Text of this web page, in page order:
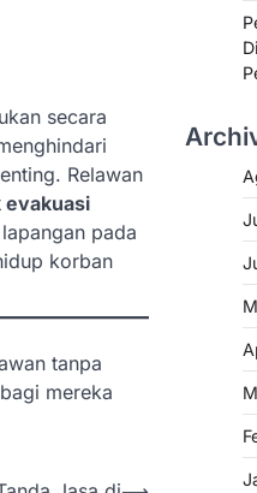
secara
Relawan
evakuasi
pada
korban
tanpa
mereka